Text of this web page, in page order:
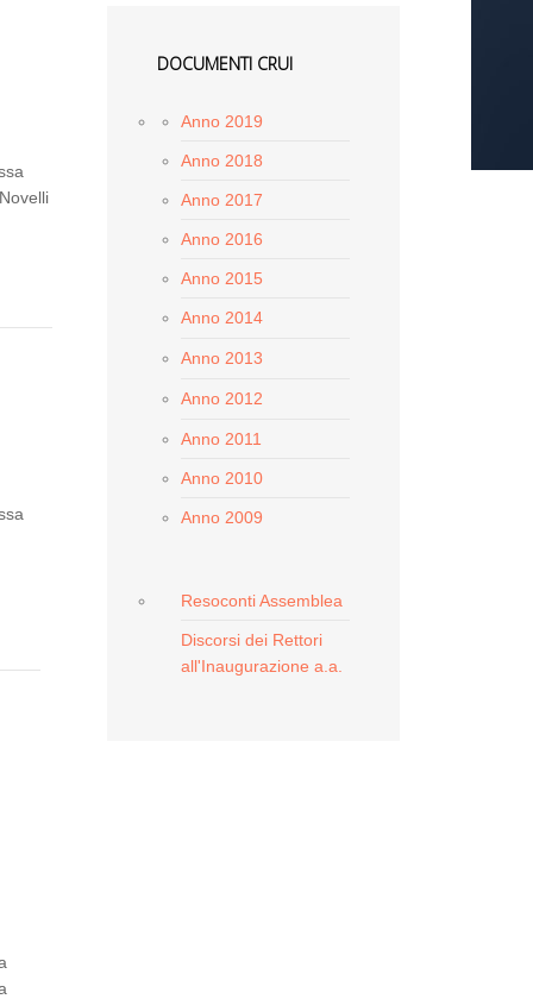
DOCUMENTI CRUI
Anno 2019
Anno 2018
Anno 2017
Anno 2016
Anno 2015
Anno 2014
Anno 2013
Anno 2012
Anno 2011
Anno 2010
Anno 2009
Resoconti Assemblea
Discorsi dei Rettori
all'Inaugurazione a.a.